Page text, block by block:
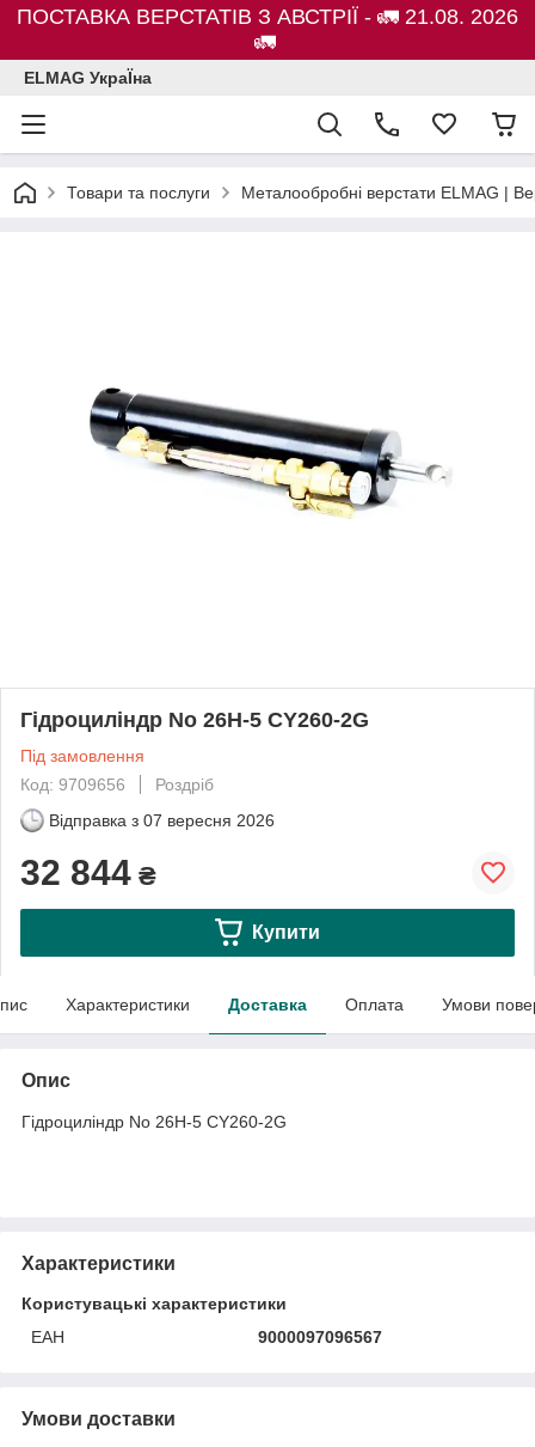
ПОСТАВКА ВЕРСТАТІВ З АВСТРІЇ - 🚛 21.08. 2026
🚛
ELMAG УкраЇна
Товари та послуги Металообробні верстати ELMAG |
Гідроциліндр No 26H-5 CY260-2G
Під замовлення
Код: 9709656
Роздріб
Відправка з 07 вересня 2026
32 844 ₴
Купити
Характеристики Доставка Оплата Умови
Опис
Гідроциліндр No 26H-5 CY260-2G
Характеристики
Користувацькі характеристики
ЕАН
9000097096567
Умови доставки